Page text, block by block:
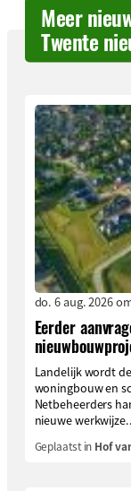
Meer
Twente
do. 6 aug. 2026
Eerder
Landelijk wordt
woningbouw en
Netbeheerders
nieuwe
Geplaatst in Hof